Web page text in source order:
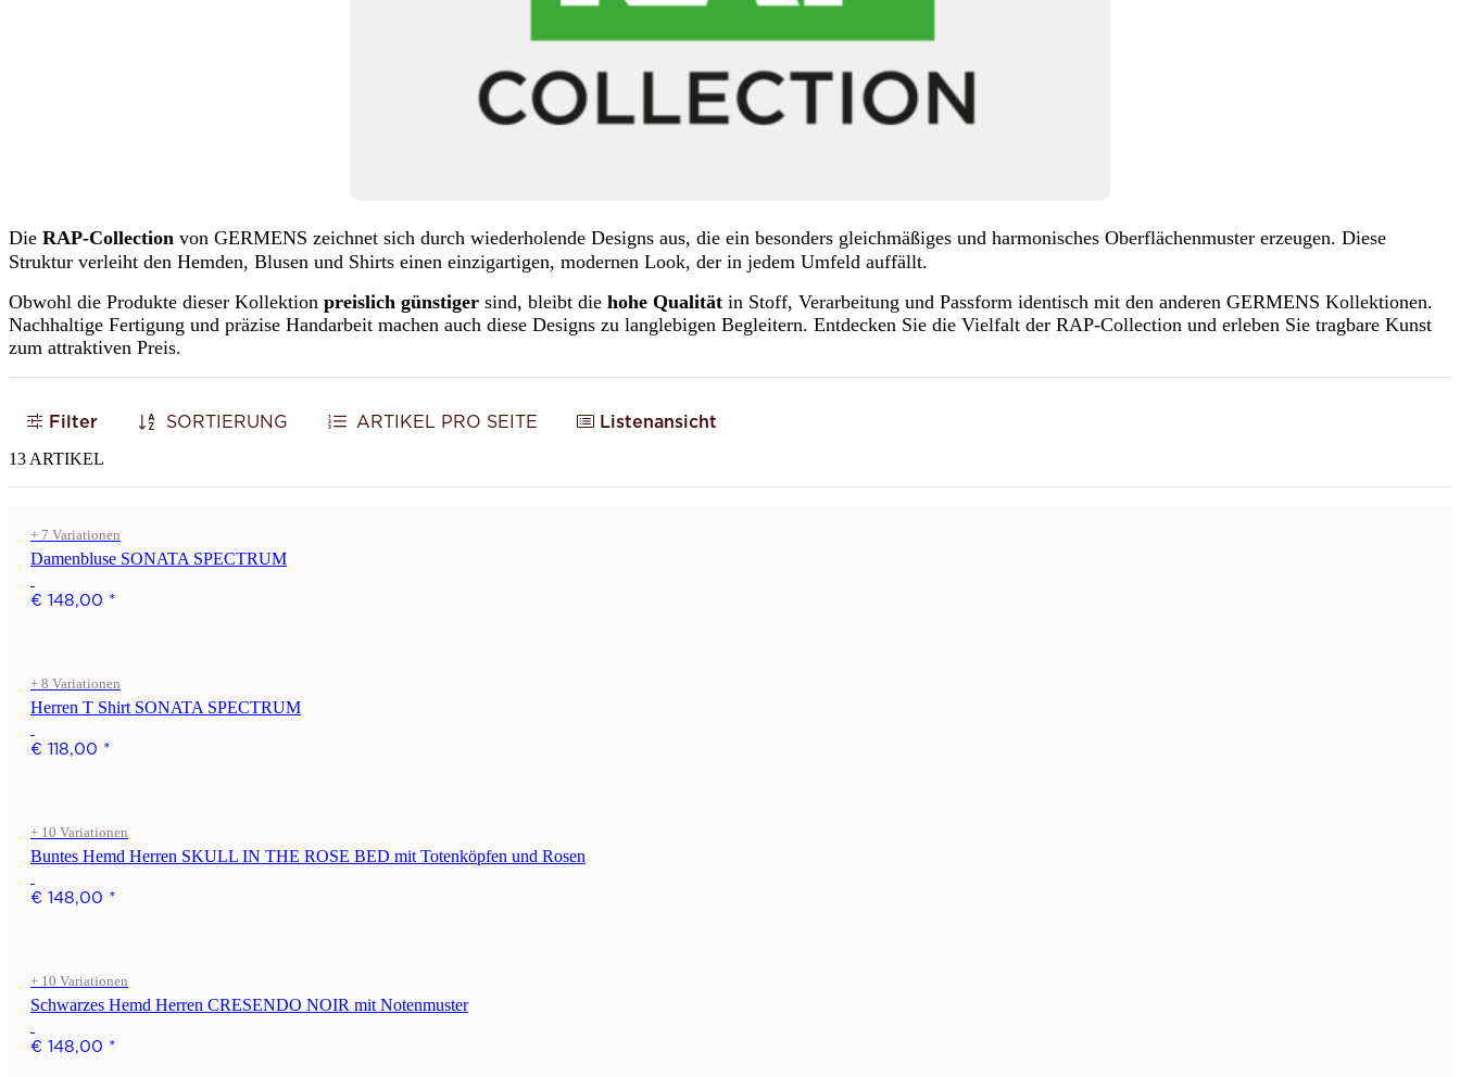
Die RAP-Collection von GERMENS zeichnet sich durch wiederholende Designs aus, die ein besonders gleichmäßiges und harmonisches Oberflächenmuster erzeugen. Diese
Struktur verleiht den Hemden, Blusen und Shirts einen einzigartigen, modernen Look, der in jedem Umfeld auffällt.
Obwohl die Produkte dieser Kollektion preislich günstiger sind, bleibt die hohe Qualität in Stoff, Verarbeitung und Passform identisch mit den anderen GERMENS Kollektionen.
Nachhaltige Fertigung und präzise Handarbeit machen auch diese Designs zu langlebigen Begleitern. Entdecken Sie die Vielfalt der RAP-Collection und erleben Sie tragbare Kunst
zum attraktiven Preis.
Filter SORTIERUNG ARTIKEL PRO SEITE Listenansicht
13 ARTIKEL
+ 7 Variationen
Damenbluse SONATA SPECTRUM
€ 148,00 *
+ 8 Variationen
Herren T Shirt SONATA SPECTRUM
€ 118,00 *
+ 10 Variationen
Buntes Hemd Herren SKULL IN THE ROSE BED mit Totenköpfen und Rosen
€ 148,00 *
+ 10 Variationen
Schwarzes Hemd Herren CRESENDO NOIR mit Notenmuster
€ 148,00 *